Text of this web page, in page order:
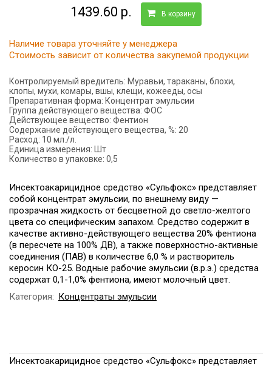
1439.60 р. В корзину
Наличие товара уточняйте у менеджера
Стоимость зависит от количества закупемой продукции
Контролируемый вредитель: Муравьи, тараканы, блохи,
клопы, мухи, комары, вшы, клещи, кожееды, осы
Препаративная форма: Концентрат эмульсии
Группа действующего вещества: ФОС
Действующее вещество: Фентион
Содержание действующего вещества, %: 20
Расход: 10 мл./л.
Единица измерения: Шт
Количество в упаковке: 0,5
Инсектоакарицидное средство «Сульфокс» представляет
собой концентрат эмульсии, по внешнему виду —
прозрачная жидкость от бесцветной до светло-желтого
цвета со специфическим запахом. Средство содержит в
качестве активно-действующего вещества 20% фентиона
(в пересчете на 100% ДВ), а также поверхностно-активные
соединения (ПАВ) в количестве 6,0 % и растворитель
керосин КО-25. Водные рабочие эмульсии (в.р.э.) средства
содержат 0,1-1,0% фентиона, имеют молочный цвет.
Категория: Концентраты эмульсии
Инсектоакарицидное средство «Сульфокс» представляет